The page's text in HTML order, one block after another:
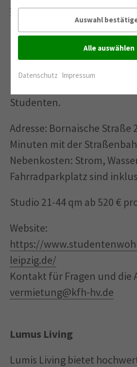
smartliving@proim.de
Learn and Live
Studenten.
Adresse: Bornaische Straße
Minuten mit der
Nebenkosten: Strom,
Fahrradparkplatz sind
Studio 21-44 qm ab 520 €
Website:
https://
leipzig.de/
Kontakt für Fragen und die
vermietung@kfh-hv.de
Lumus Living
Lumis Living bietet
Auswahl
Alle auswählen
Datenschutz Impressum